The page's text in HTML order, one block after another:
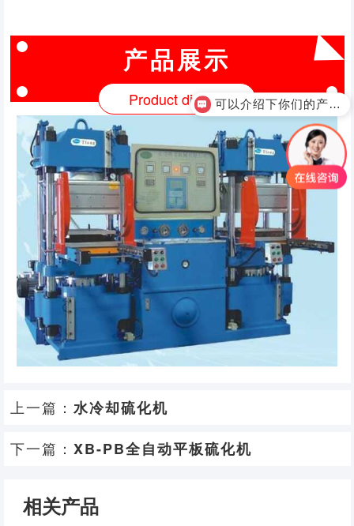
产品展示
Product display
上一篇： 水冷却硫化机
下一篇：XB-PB全自动平板硫化机
相关产品
可以介绍下你们的产品么？